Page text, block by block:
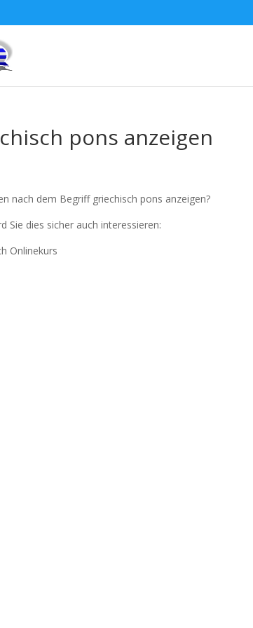
pons anzeigen
nach dem Begriff griechisch pons anzeigen?
Sie dies sicher auch interessieren:
Onlinekurs